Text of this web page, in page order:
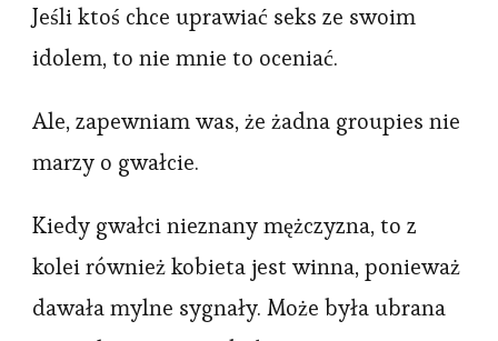
Jeśli ktoś chce uprawiać seks ze swoim
idolem, to nie mnie to oceniać.
Ale, zapewniam was, że żadna groupies nie
marzy o gwałcie.
Kiedy gwałci nieznany mężczyzna, to z
kolei również kobieta jest winna, ponieważ
dawała mylne sygnały. Może była ubrana